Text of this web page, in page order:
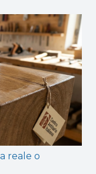
reale o